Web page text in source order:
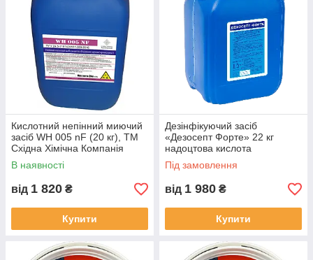
Кислотний непінний миючий
засіб WH 005 nF (20 кг), ТМ
Східна Хімічна Компанія
В наявності
від 1 820 ₴
Купити
Дезінфікуючий засіб
«Дезосепт Форте» 22 кг
надоцтова кислота
Під замовлення
від 1 980 ₴
Купити